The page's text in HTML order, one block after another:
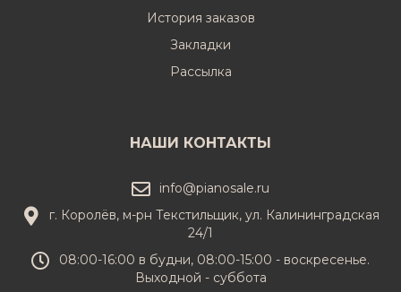
История заказов
Закладки
Рассылка
НАШИ КОНТАКТЫ
info@pianosale.ru
г. Королёв, м-рн Текстильщик, ул. Калининградская
24/1
08:00-16:00 в будни, 08:00-15:00 - воскресенье.
Выходной - суббота